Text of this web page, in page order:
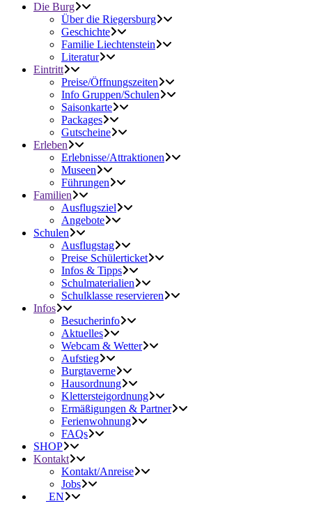
Die Burg
Über die Riegersburg
Geschichte
Familie Liechtenstein
Literatur
Eintritt
Preise/Öffnungszeiten
Info Gruppen/Schulen
Saisonkarte
Packages
Gutscheine
Erleben
Erlebnisse/Attraktionen
Museen
Führungen
Familien
Ausflugsziel
Angebote
Schulen
Ausflugstag
Preise Schülerticket
Infos & Tipps
Schulmaterialien
Schulklasse reservieren
Infos
Besucherinfo
Aktuelles
Webcam & Wetter
Aufstieg
Burgtaverne
Hausordnung
Klettersteigordnung
Ermäßigungen & Partner
Ferienwohnung
FAQs
SHOP
Kontakt
Kontakt/Anreise
Jobs
EN